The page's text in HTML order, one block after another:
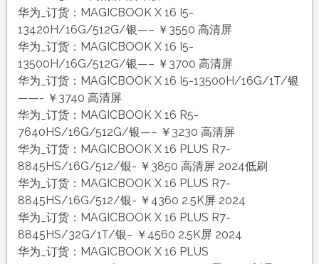
华为_订货：MAGICBOOK X 16 I5-
13420H/16G/512G/银—– ￥3550 高清屏
华为_订货：MAGICBOOK X 16 I5-
13500H/16G/512G/银—– ￥3700 高清屏
华为_订货：MAGICBOOK X 16 I5-13500H/16G/1T/银
——- ￥3740 高清屏
华为_订货：MAGICBOOK X 16 R5-
7640HS/16G/512G/银—– ￥3230 高清屏
华为_订货：MAGICBOOK X 16 PLUS R7-
8845HS/16G/512/银- ￥3850 高清屏 2024低刷
华为_订货：MAGICBOOK X 16 PLUS R7-
8845HS/16G/512/银- ￥4360 2.5K屏 2024
华为_订货：MAGICBOOK X 16 PLUS R7-
8845HS/32G/1T/银– ￥4560 2.5K屏 2024
华为_订货：MAGICBOOK X 16 PLUS